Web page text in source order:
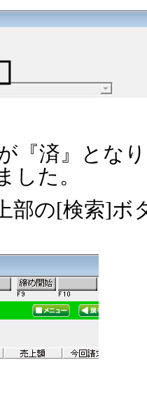
『済』とな
した。
部の[検索]ボ